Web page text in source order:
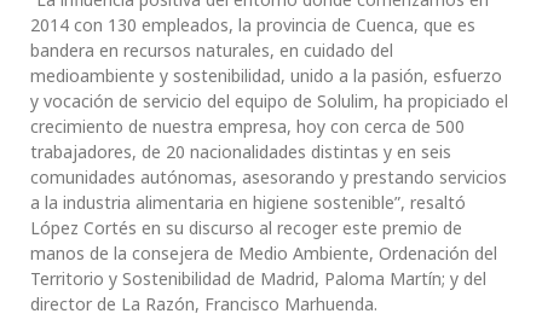
2014 con 130 empleados, la provincia de Cuenca, que es
bandera en recursos naturales, en cuidado del
medioambiente y sostenibilidad, unido a la pasión, esfuerzo
y vocación de servicio del equipo de Solulim, ha propiciado el
crecimiento de nuestra empresa, hoy con cerca de 500
trabajadores, de 20 nacionalidades distintas y en seis
comunidades autónomas, asesorando y prestando servicios
a la industria alimentaria en higiene sostenible”, resaltó
López Cortés en su discurso al recoger este premio de
manos de la consejera de Medio Ambiente, Ordenación del
Territorio y Sostenibilidad de Madrid, Paloma Martín; y del
director de La Razón, Francisco Marhuenda.